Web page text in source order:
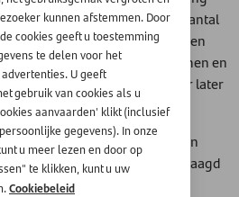
kijkt daarnaast naar een aantal
die de hoogte van het te lenen
de hoogte van uw inkomen en
zijn - maar daarover later
gegevens kunt aantonen en
bij u opgevraagd
kunnen afstemmen. Door
cookies geeft u toestemming
te delen voor het
U geeft
gebruik van cookies als u
aanvaarden' klikt (inclusief
gegevens). In onze
u meer lezen en door op
te klikken, kunt u uw
Cookiebeleid